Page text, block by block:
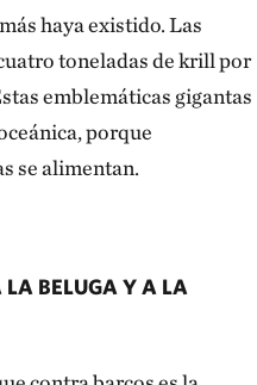
haya existido. Las
toneladas de krill por
emblemáticas gigantas
porque
se alimentan.
LA BELUGA Y A LA